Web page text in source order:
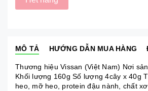
MÔ TẢ HƯỚNG DẪN MUA HÀNG
Thương hiệu Vissan (Việt Nam) Nơi
Khối lượng 160g Số lượng 4cây x 40g
heo, mỡ heo, protein đậu nành, chất